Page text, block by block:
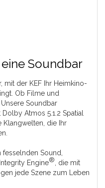
Soundbar
mit der KEF Ihr Heimkino-
Ob Filme und
Soundbar
Atmos 5.1.2 Spatial
Klangwelten, die Ihr
fesselnden Sound,
Engine®, die mit
jede Szene zum Leben